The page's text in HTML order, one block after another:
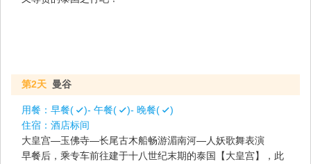
第2天 曼谷
用餐： 早餐( )- 午餐( )- 晚餐(
)
住宿： 酒店标间
大皇宫—玉佛寺—长尾古木船畅游湄南河—人妖歌舞表演
早餐后，乘专车前往建于十八世纪末期的泰国【大皇宫】，此